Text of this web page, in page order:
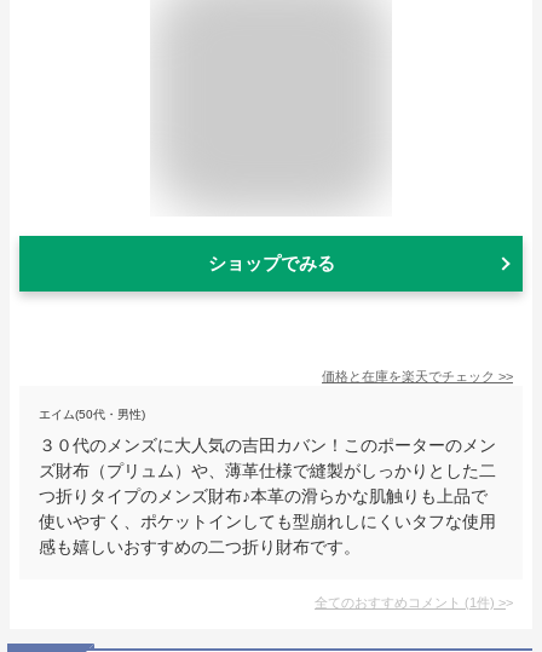
ショップでみる
価格と在庫を楽天でチェック >>
エイム(50代・男性)
３０代のメンズに大人気の吉田カバン！このポーターのメン
ズ財布（プリュム）や、薄革仕様で縫製がしっかりとした二
つ折りタイプのメンズ財布♪本革の滑らかな肌触りも上品で
使いやすく、ポケットインしても型崩れしにくいタフな使用
感も嬉しいおすすめの二つ折り財布です。
全てのおすすめコメント (1件) >